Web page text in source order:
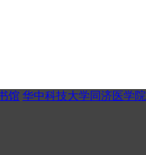
馆 华中科技大学同济医学院